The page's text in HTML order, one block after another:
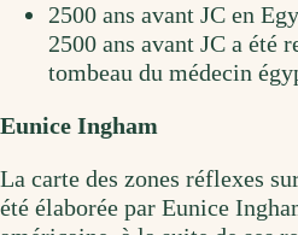
2500 ans avant JC en
2500 ans avant JC a été
tombeau du médecin
Eunice Ingham
La carte des zones réflexes
été élaborée par Eunice